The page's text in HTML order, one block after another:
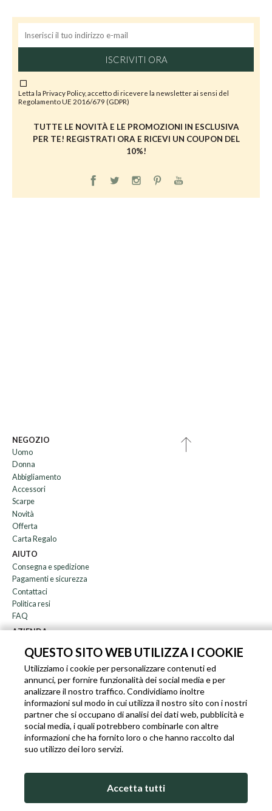
QUESTO SITO WEB UTILIZZA I COOKIE
Utilizziamo i cookie per personalizzare contenuti ed
annunci, per fornire funzionalità dei social media e per
analizzare il nostro traffico. Condividiamo inoltre
informazioni sul modo in cui utilizza il nostro sito con i nostri
partner che si occupano di analisi dei dati web, pubblicità e
social media, i quali potrebbero combinarle con altre
informazioni che ha fornito loro o che hanno raccolto dal
suo utilizzo dei loro servizi.
Accetta tutti
ISCRIVITI ORA
Letta la Privacy Policy, accetto di ricevere la newsletter ai sensi del
Regolamento UE 2016/679 (GDPR)
TUTTE LE NOVITÀ E LE PROMOZIONI IN ESCLUSIVA
PER TE! REGISTRATI ORA E RICEVI UN COUPON DEL
10%!
NEGOZIO
Uomo
Donna
Abbigliamento
Accessori
Scarpe
Novità
Offerta
Carta Regalo
AIUTO
Consegna e spedizione
Pagamenti e sicurezza
Contattaci
Politica resi
FAQ
AZIENDA
Chi siamo
Blog
Affiliazione
EN IT FR DE